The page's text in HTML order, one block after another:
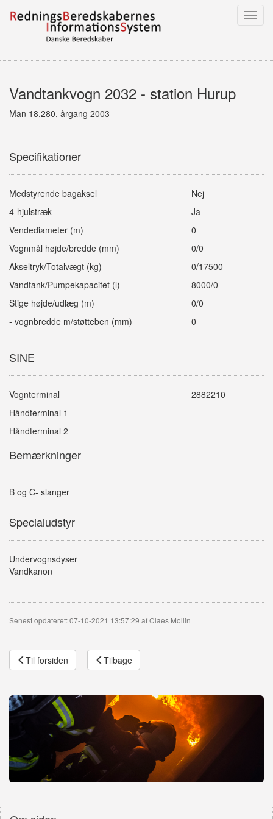
Vandtankvogn 2032 - station Hurup
Man 18.280, årgang 2003
Specifikationer
Medstyrende bagaksel
4-hjulstræk
Vendediameter (m)
Vognmål højde/bredde (mm)
Akseltryk/Totalvægt (kg)
Vandtank/Pumpekapacitet (l)
Stige højde/udlæg (m)
- vognbredde m/støtteben (mm)
Nej
Ja
0
0/0
0/17500
8000/0
0/0
0
SINE
Vognterminal
Håndterminal 1
Håndterminal 2
2882210
Bemærkninger
B og C- slanger
Specialudstyr
Undervognsdyser
Vandkanon
Senest opdateret: 07-10-2021 13:57:29 af Claes Mollin
Til forsiden Tilbage